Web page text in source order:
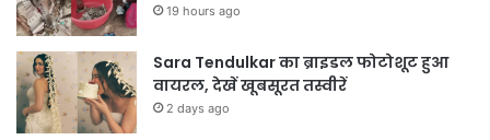
19 hours ago
Sara Tendulkar का ब्राइडल फोटोशूट हुआ
वायरल, देखें खूबसूरत तस्वीरें
2 days ago